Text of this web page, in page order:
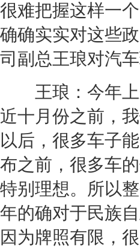
很难把握这样一
确确实实对这些
司副总王琅对汽车
王琅：今年
近十月份之前，
以后，很多车子
布之前，很多车
特别理想。所以
年的确对于民族
因为牌照有限，